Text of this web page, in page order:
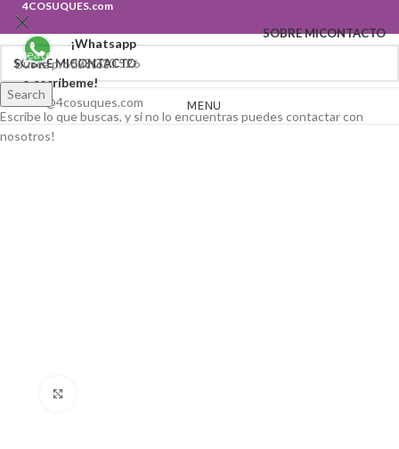
4COSUQUES.com
SOBRE MICONTACTO
SOBRE MICONTACTO
¡Whatsapp
679 210 526
o escríbeme!
hola@4cosuques.com
MENU
Create your first navigation menu here
Search
Escribe lo que buscas, y si no lo encuentras puedes contactar con
nosotros!